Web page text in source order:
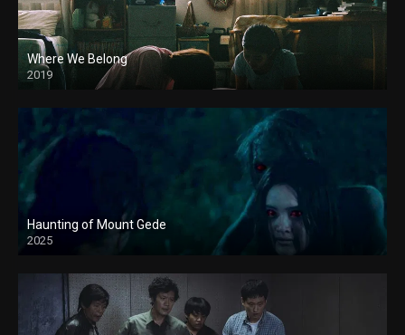
Where We Belong
2019
Haunting of Mount Gede
2025